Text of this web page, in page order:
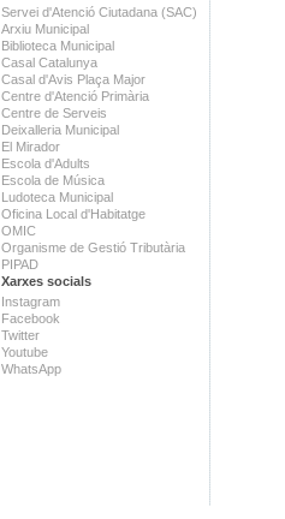
Servei d'Atenció Ciutadana (SAC)
Arxiu Municipal
Biblioteca Municipal
Casal Catalunya
Casal d'Avis Plaça Major
Centre d'Atenció Primària
Centre de Serveis
Deixalleria Municipal
El Mirador
Escola d'Adults
Escola de Música
Ludoteca Municipal
Oficina Local d'Habitatge
OMIC
Organisme de Gestió Tributària
PIPAD
Xarxes socials
Instagram
Facebook
Twitter
Youtube
WhatsApp